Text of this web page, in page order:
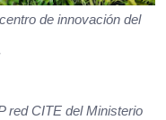
de innovación del
red CITE del Ministerio